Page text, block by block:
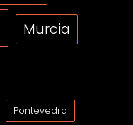
Murcia
Pontevedra